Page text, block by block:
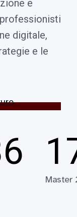
e
digitale,
e le
Master